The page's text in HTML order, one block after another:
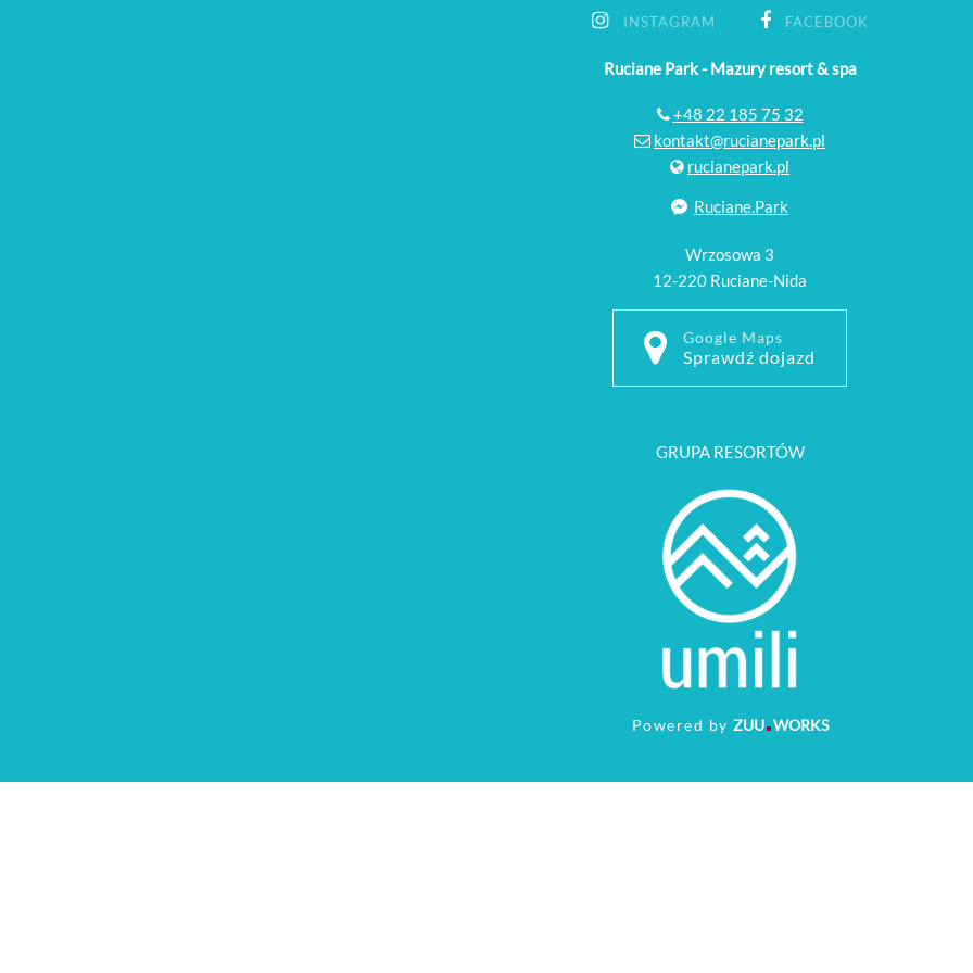
INSTAGRAM FACEBOOK
Ruciane Park - Mazury resort & spa
+48 22 185 75 32
kontakt@rucianepark.pl
rucianepark.pl
Ruciane.Park
Wrzosowa 3
12-220 Ruciane-Nida
Google Maps
Sprawdź dojazd
GRUPA RESORTÓW
Powered by ZUU WORKS